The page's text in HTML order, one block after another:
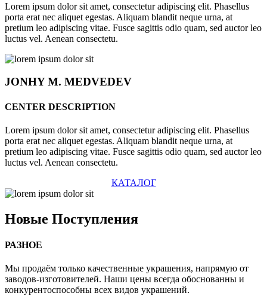
Lorem ipsum dolor sit amet, consectetur adipiscing elit. Phasellus
porta erat nec aliquet egestas. Aliquam blandit neque urna, at
pretium leo adipiscing vitae. Fusce sagittis odio quam, sed auctor leo
luctus vel. Aenean consectetu.
JONHYM. MEDVEDEV
CENTER DESCRIPTION
Lorem ipsum dolor sit amet, consectetur adipiscing elit. Phasellus
porta erat nec aliquet egestas. Aliquam blandit neque urna, at
pretium leo adipiscing vitae. Fusce sagittis odio quam, sed auctor leo
luctus vel. Aenean consectetu.
КАТАЛОГ
Новые Поступления
РАЗНОЕ
Мы продаём только качественные украшения, напрямую от
заводов-изготовителей. Наши цены всегда обоснованны и
конкурентоспособны всех видов украшений.